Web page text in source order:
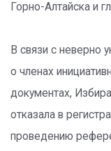
Горно-Алтайска и
В связи с неверно
о членах
документах,
отказала в
проведению